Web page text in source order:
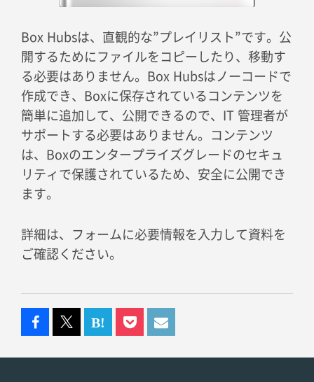
Box Hubsは、直観的な”プレイリスト”です。公
開するためにファイルをコピーしたり、移動す
る必要はありません。Box Hubsはノーコードで
作成でき、Boxに保存されているコンテンツを
簡単に追加して、公開できるので、IT 管理者が
サポートする必要はありません。コンテンツ
は、Boxのエンタープライズグレードのセキュ
リティで保護されているため、安全に公開でき
ます。
詳細は、フォームに必要情報を入力して資料を
ご確認ください。